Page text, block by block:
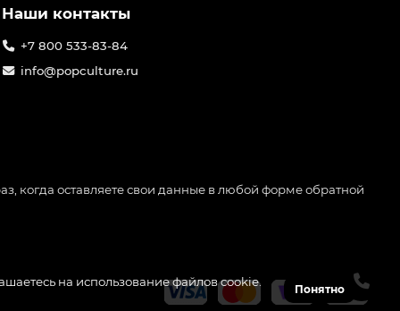
на использование файлов cookie.
Понятно
Наши контакты
+7 800 533-83-84
info@popculture.ru
когда оставляете свои данные в любой форме обратной